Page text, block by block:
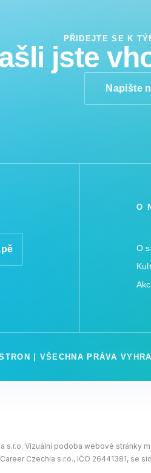
PŘIDEJTE SE K
jste
Napište
O
O
| VŠECHNA PRÁVA
s.r.o. Vizuální podoba webové stránky
Czechia s.r.o., IČO 26441381, se